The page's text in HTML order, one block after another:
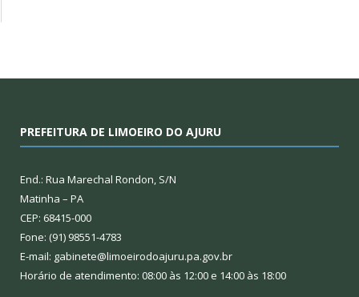
PREFEITURA DE LIMOEIRO DO AJURU
End.: Rua Marechal Rondon, S/N
Matinha – PA
CEP: 68415-000
Fone: (91) 98551-4783
E-mail: gabinete@limoeirodoajuru.pa.gov.br
Horário de atendimento: 08:00 às 12:00 e 14:00 às 18:00